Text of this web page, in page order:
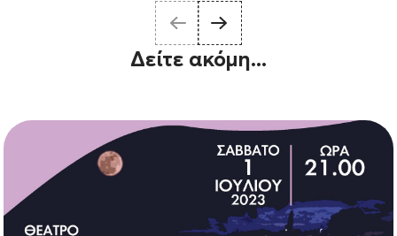
Δείτε ακόμη...